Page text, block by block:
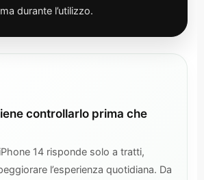
durante l’utilizzo.
controllarlo prima che
14 risponde solo a tratti,
l’esperienza quotidiana. Da